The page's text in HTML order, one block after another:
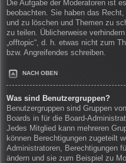
Die Aufgabe der Moderatoren ist
beobachten. Sie haben das
und zu löschen und Themen zu
zu teilen. Üblicherweise
„offtopic“, d. h. etwas nicht zum
bzw. Angreifendes schreiben.
NACH OBEN
Was sind Benutzergruppen?
Benutzergruppen sind Gruppen
Boards in für die Board-
Jedes Mitglied kann mehreren
können Berechtigungen zugeteilt
Administratoren, Berechtigungen
ändern und sie zum Beispiel zu